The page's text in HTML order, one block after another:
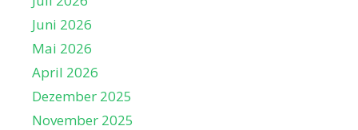
Juni 2026
Mai 2026
April 2026
Dezember 2025
November 2025